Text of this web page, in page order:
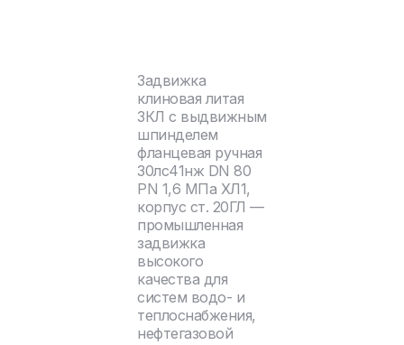
Задвижка
клиновая литая
ЗКЛ с выдвижным
шпинделем
фланцевая ручная
30лс41нж DN 80
PN 1,6 МПа ХЛ1,
корпус ст. 20ГЛ —
промышленная
задвижка
высокого
качества для
систем водо- и
теплоснабжения,
нефтегазовой